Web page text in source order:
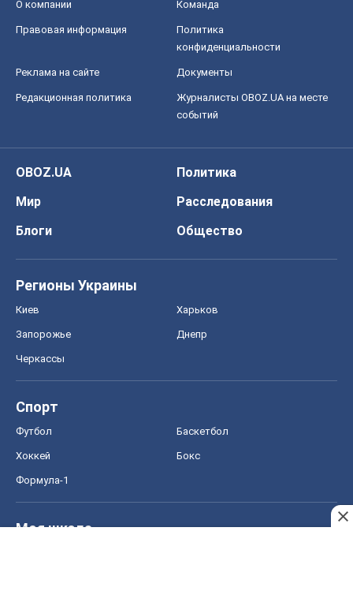
О компании Команда
Правовая информация
Политика
конфиденциальности
Реклама на сайте Документы
Редакционная политика
Журналисты OBOZ.UA на месте
событий
OBOZ.UA
Политика
Мир
Расследования
Блоги
Общество
Регионы Украины
Киев Харьков
Запорожье Днепр
Черкассы
Спорт
Футбол Баскетбол
Хоккей Бокс
Формула-1
Моя школа